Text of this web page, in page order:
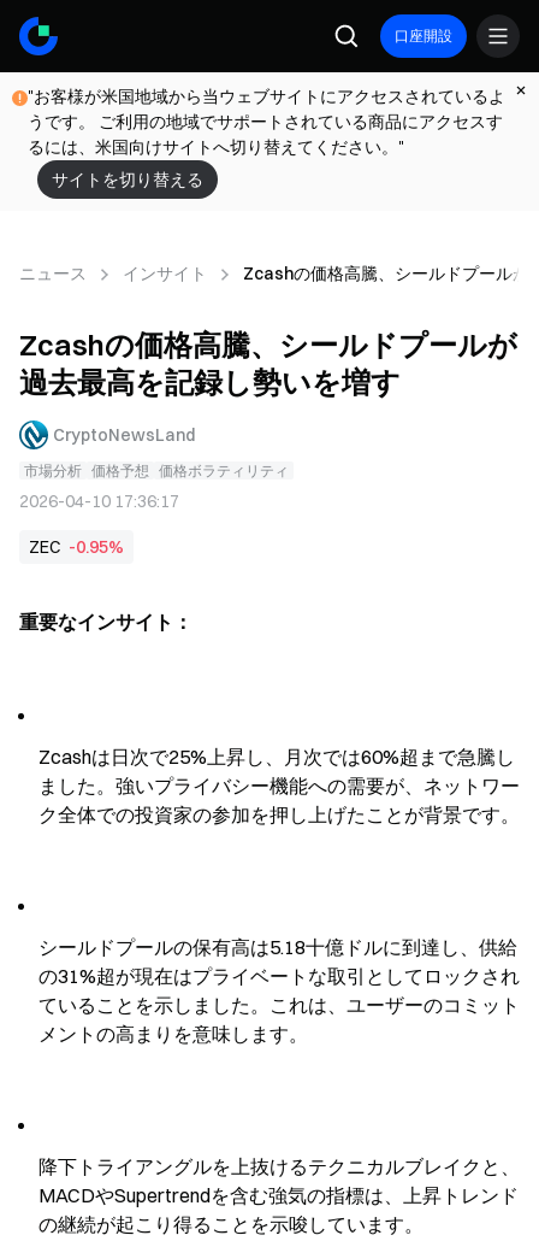
口座開設
"お客様が米国地域から当ウェブサイトにアクセスされているよ
うです。 ご利用の地域でサポートされている商品にアクセスす
るには、米国向けサイトへ切り替えてください。"
サイトを切り替える
ニュース インサイト Zcashの価格高騰、シールドプールが
Zcashの価格高騰、シールドプールが
過去最高を記録し勢いを増す
CryptoNewsLand
市場分析 価格予想 価格ボラティリティ
2026-04-10 17:36:17
ZEC -0.95%
重要なインサイト：
Zcashは日次で25%上昇し、月次では60%超まで急騰し
ました。強いプライバシー機能への需要が、ネットワー
ク全体での投資家の参加を押し上げたことが背景です。
シールドプールの保有高は5.18十億ドルに到達し、供給
の31%超が現在はプライベートな取引としてロックされ
ていることを示しました。これは、ユーザーのコミット
メントの高まりを意味します。
降下トライアングルを上抜けるテクニカルブレイクと、
MACDやSupertrendを含む強気の指標は、上昇トレンド
の継続が起こり得ることを示唆しています。